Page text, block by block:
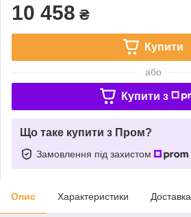
10 458 ₴
Купити
або
Купити з
Що таке купити з Пром?
Замовлення під захистом
Опис Характеристики Доставка